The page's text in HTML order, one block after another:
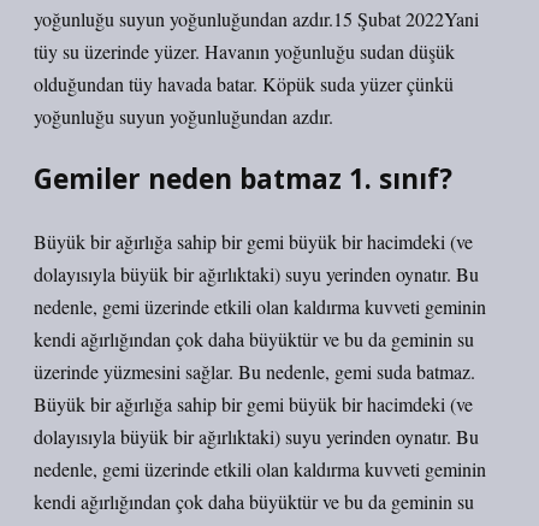
yoğunluğu suyun yoğunluğundan azdır.15 Şubat 2022Yani
tüy su üzerinde yüzer. Havanın yoğunluğu sudan düşük
olduğundan tüy havada batar. Köpük suda yüzer çünkü
yoğunluğu suyun yoğunluğundan azdır.
Gemiler neden batmaz 1. sınıf?
Büyük bir ağırlığa sahip bir gemi büyük bir hacimdeki (ve
dolayısıyla büyük bir ağırlıktaki) suyu yerinden oynatır. Bu
nedenle, gemi üzerinde etkili olan kaldırma kuvveti geminin
kendi ağırlığından çok daha büyüktür ve bu da geminin su
üzerinde yüzmesini sağlar. Bu nedenle, gemi suda batmaz.
Büyük bir ağırlığa sahip bir gemi büyük bir hacimdeki (ve
dolayısıyla büyük bir ağırlıktaki) suyu yerinden oynatır. Bu
nedenle, gemi üzerinde etkili olan kaldırma kuvveti geminin
kendi ağırlığından çok daha büyüktür ve bu da geminin su